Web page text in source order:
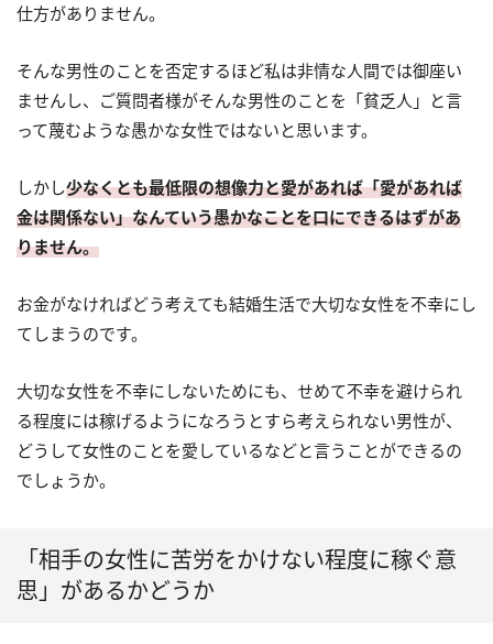
仕方がありません。
そんな男性のことを否定するほど私は非情な人間では御座い
ませんし、ご質問者様がそんな男性のことを「貧乏人」と言
って蔑むような愚かな女性ではないと思います。
しかし少なくとも最低限の想像力と愛があれば「愛があれば
金は関係ない」なんていう愚かなことを口にできるはずがあ
りません。
お金がなければどう考えても結婚生活で大切な女性を不幸にし
てしまうのです。
大切な女性を不幸にしないためにも、せめて不幸を避けられ
る程度には稼げるようになろうとすら考えられない男性が、
どうして女性のことを愛しているなどと言うことができるの
でしょうか。
「相手の女性に苦労をかけない程度に稼ぐ意
思」があるかどうか